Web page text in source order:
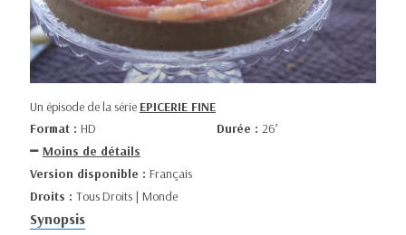
Un épisode de la série EPICERIE FINE
Format : HD Durée : 26’
Moins de détails
Version disponible : Français
Droits : Tous Droits | Monde
Synopsis